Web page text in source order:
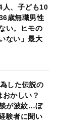
人、子ども10
歳無職男性
い。ヒモの
ない」最大
した伝説の
かしい？
が波紋…ぼ
験者に聞い